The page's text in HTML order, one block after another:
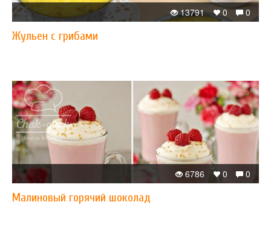
0
0
13791
Жульен с грибами
0
0
6786
​Малиновый горячий шоколад